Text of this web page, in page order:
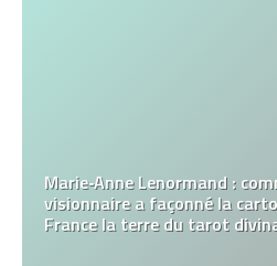
Marie‑Anne Lenormand :
visionnaire a façonné la
France la terre du tarot